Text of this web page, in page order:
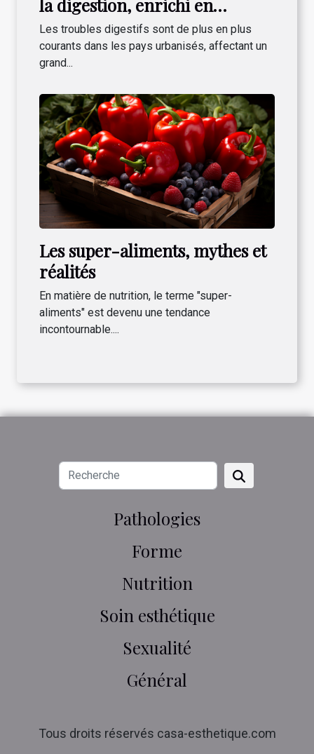
la digestion, enrichi en
Lactobacillus gasseri !
Les troubles digestifs sont de plus en plus
courants dans les pays urbanisés, affectant un
grand...
Les super-aliments, mythes et
réalités
En matière de nutrition, le terme "super-
aliments" est devenu une tendance
incontournable....
Pathologies
Forme
Nutrition
Soin esthétique
Sexualité
Général
Tous droits réservés casa-esthetique.com